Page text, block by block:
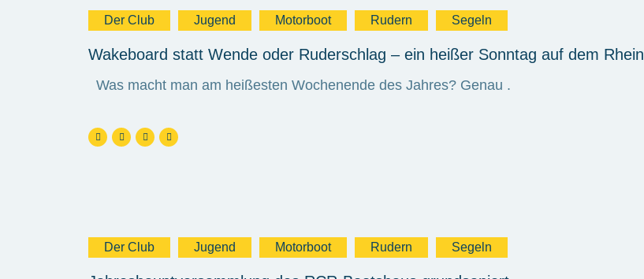
Der Club Jugend Motorboot Rudern Segeln
Wakeboard statt Wende oder Ruderschlag – ein heißer Sonntag auf dem Rhein
Was macht man am heißesten Wochenende des Jahres? Genau .
Der Club Jugend Motorboot Rudern Segeln